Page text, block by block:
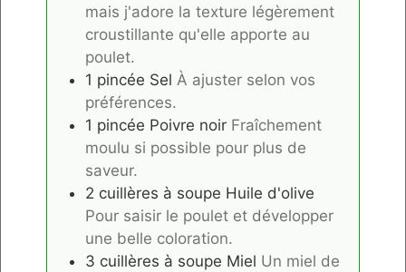
mais j'adore la texture légèrement
croustillante qu'elle apporte au
poulet.
1 pincée Sel À ajuster selon vos
préférences.
1 pincée Poivre noir Fraîchement
moulu si possible pour plus de
saveur.
2 cuillères à soupe Huile d'olive
Pour saisir le poulet et développer
une belle coloration.
3 cuillères à soupe Miel Un miel de